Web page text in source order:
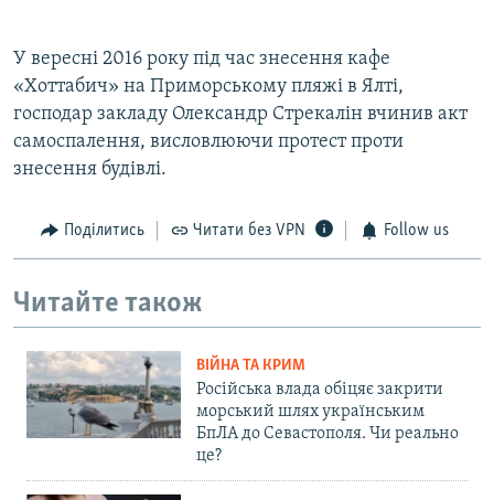
У вересні 2016 року під час знесення кафе
«Хоттабич» на Приморському пляжі в Ялті,
господар закладу Олександр Стрекалін вчинив акт
самоспалення, висловлюючи протест проти
знесення будівлі.
Поділитись Читати без VPN Follow us
Читайте також
ВІЙНА ТА КРИМ
Російська влада обіцяє закрити
морський шлях українським
БпЛА до Севастополя. Чи реально
це?